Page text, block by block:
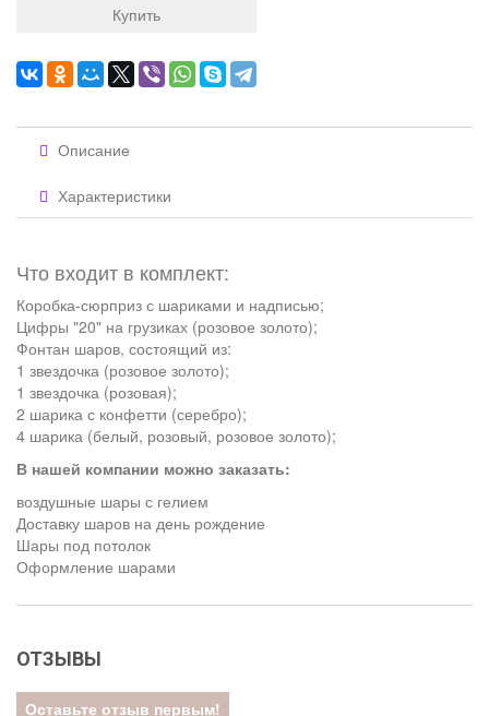
Купить
Описание
Характеристики
Что входит в комплект:
Коробка-сюрприз с шариками и надписью;
Цифры "20" на грузиках (розовое золото);
Фонтан шаров, состоящий из:
1 звездочка (розовое золото);
1 звездочка (розовая);
2 шарика с конфетти (серебро);
4 шарика (белый, розовый, розовое золото);
В нашей компании можно заказать:
воздушные шары с гелием
Доставку шаров на день рождение
Шары под потолок
Оформление шарами
ОТЗЫВЫ
Оставьте отзыв первым!